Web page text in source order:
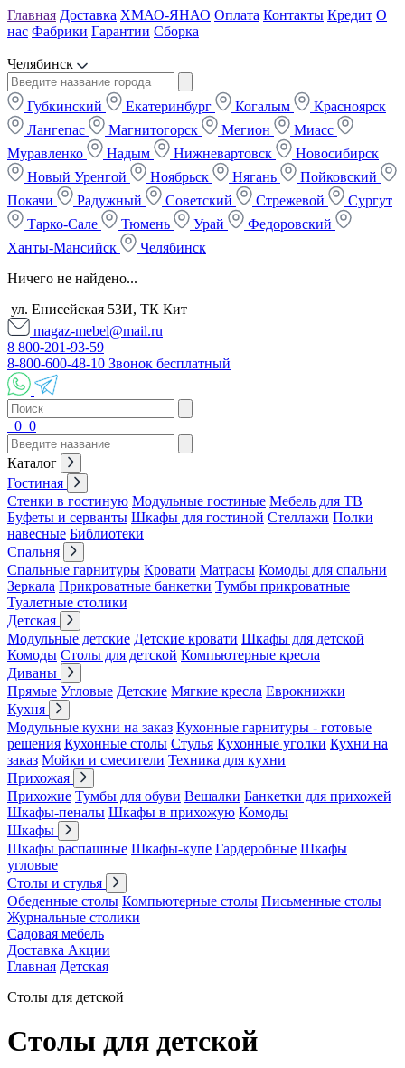
Главная Доставка ХМАО-ЯНАО Оплата Контакты Кредит О
нас Фабрики Гарантии Сборка
Челябинск
Губкинский Екатеринбург Когалым
Красноярск
Лангепас
Магнитогорск Мегион
Миасс
Муравленко
Надым Нижневартовск
Новосибирск
Новый Уренгой
Ноябрьск Нягань
Пойковский
Покачи
Радужный Советский Стрежевой
Сургут
Тарко-Сале
Тюмень Урай
Федоровский
Ханты-Мансийск
Челябинск
Ничего не найдено...
ул. Енисейская 53И, ТК Кит
magaz-mebel@mail.ru
8 800-201-93-59
8-800-600-48-10 Звонок бесплатный
0 0
Каталог
Гостиная
Стенки в гостиную Модульные гостиные Мебель для ТВ
Буфеты и серванты Шкафы для гостиной Стеллажи Полки
навесные Библиотеки
Спальня
Спальные гарнитуры Кровати Матрасы Комоды для спальни
Зеркала Прикроватные банкетки Тумбы прикроватные
Туалетные столики
Детская
Модульные детские Детские кровати Шкафы для детской
Комоды Столы для детской Компьютерные кресла
Диваны
Прямые Угловые Детские Мягкие кресла Еврокнижки
Кухня
Модульные кухни на заказ Кухонные гарнитуры - готовые
решения Кухонные столы Стулья Кухонные уголки Кухни на
заказ Мойки и смесители Техника для кухни
Прихожая
Прихожие Тумбы для обуви Вешалки Банкетки для прихожей
Шкафы-пеналы Шкафы в прихожую Комоды
Шкафы
Шкафы распашные Шкафы-купе Гардеробные Шкафы
угловые
Столы и стулья
Обеденные столы Компьютерные столы Письменные столы
Журнальные столики
Садовая мебель
Доставка Акции
Главная Детская
Столы для детской
Столы для детской